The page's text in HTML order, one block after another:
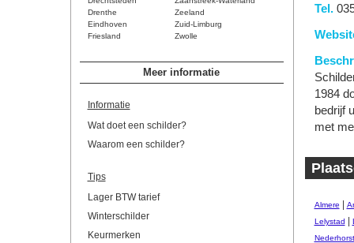
Drenthe
Zeeland
Eindhoven
Zuid-Limburg
Friesland
Zwolle
Meer informatie
Informatie
Wat doet een schilder?
Waarom een schilder?
Tips
Lager BTW tarief
Winterschilder
Keurmerken
Tel.
1984
bedrijf
met
Almere
Lelystad